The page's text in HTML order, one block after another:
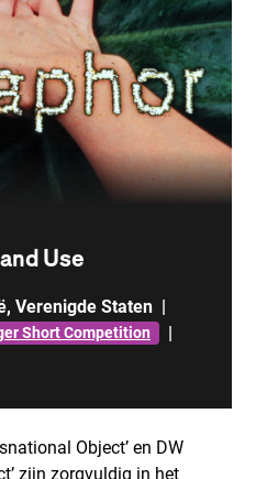
Use
, Verenigde Staten |
Short Competition
|
Object’ en DW
zijn zorgvuldig in het